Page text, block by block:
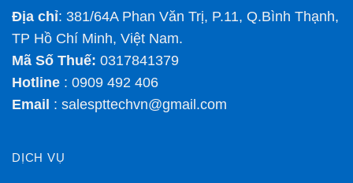
Địa chỉ: 381/64A Phan Văn Trị, P.11, Q.Bình Thạnh,
TP Hồ Chí Minh, Việt Nam.
Mã Số Thuế: 0317841379
Hotline : 0909 492 406
Email : salespttechvn@gmail.com
DỊCH VỤ